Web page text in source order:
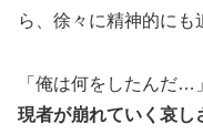
ら、徐々に精神的にも
「俺は何をしたんだ…
現者が崩れていく哀し